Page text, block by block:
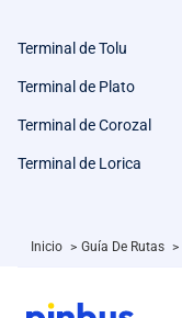
Terminal de Tolu
Terminal de Plato
Terminal de Corozal
Terminal de Lorica
Inicio > Guía De Rutas >